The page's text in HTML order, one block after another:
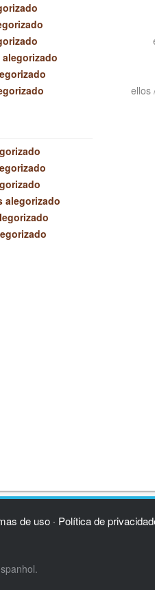
ellos
alegorizado
de uso· Política de